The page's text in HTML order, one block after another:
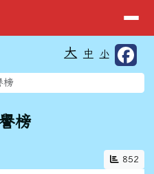
⏸
大 中 小
榜
榜
852